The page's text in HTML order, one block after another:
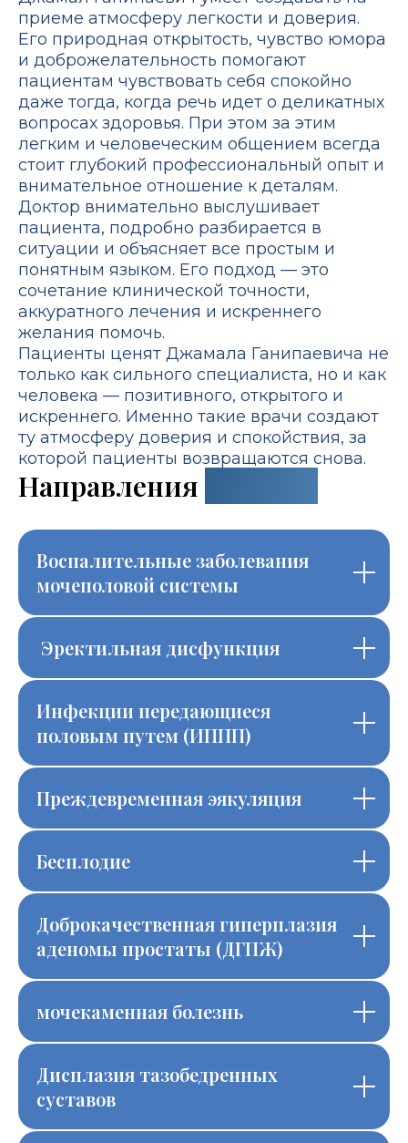
приеме атмосферу легкости и доверия.
Его природная открытость, чувство юмора
и доброжелательность помогают
пациентам чувствовать себя спокойно
даже тогда, когда речь идет о деликатных
вопросах здоровья. При этом за этим
легким и человеческим общением всегда
стоит глубокий профессиональный опыт и
внимательное отношение к деталям.
Доктор внимательно выслушивает
пациента, подробно разбирается в
ситуации и объясняет все простым и
понятным языком. Его подход — это
сочетание клинической точности,
аккуратного лечения и искреннего
желания помочь.
Пациенты ценят Джамала Ганипаевича не
только как сильного специалиста, но и как
человека — позитивного, открытого и
искреннего. Именно такие врачи создают
ту атмосферу доверия и спокойствия, за
которой пациенты возвращаются снова.
Направления
Воспалительные заболевания
мочеполовой системы
Эректильная дисфункция
Инфекции передающиеся
половым путем (ИППП)
Преждевременная эякуляция
Бесплодие
Доброкачественная гиперплазия
аденомы простаты (ДГПЖ)
мочекаменная болезнь
Дисплазия тазобедренных
суставов